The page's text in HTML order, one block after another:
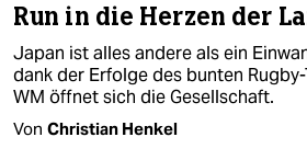
Run in die Herzen der
Japan ist alles andere als ein
dank der Erfolge des bunten
WM öffnet sich die Gesellschaft.
Von Christian Henkel